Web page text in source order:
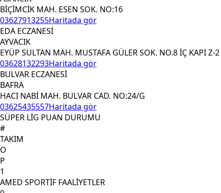
BİÇİMCİK MAH. ESEN SOK. NO:16
03627913255Haritada gör
EDA ECZANESİ
AYVACIK
EYÜP SULTAN MAH. MUSTAFA GÜLER SOK. NO.8 İÇ KAPI Z-2
03628132293Haritada gör
BULVAR ECZANESİ
BAFRA
HACI NABİ MAH. BULVAR CAD. NO:24/G
03625435557Haritada gör
SÜPER LİG PUAN DURUMU
#
TAKIM
O
P
1
AMED SPORTİF FAALİYETLER